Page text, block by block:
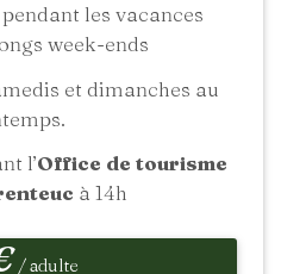
pendant les vacances
week-ends
et dimanches au
l’Office de tourisme
à 14h
/ adulte